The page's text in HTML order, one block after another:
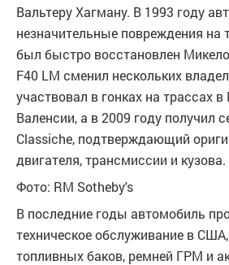
Вальтеру Хагману. В 1993 году
незначительные повреждения на
был быстро восстановлен
F40 LM сменил нескольких
участвовал в гонках на трассах
Валенсии, а в 2009 году получил
Classiche, подтверждающий
двигателя, трансмиссии и кузова.
Фото: RM Sotheby's
В последние годы автомобиль
техническое обслуживание в
топливных баков, ремней ГРМ и